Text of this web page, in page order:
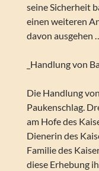
seine Sicherheit
einen weiteren
davon ausgehen
_Handlung von
Die Handlung
Paukenschlag.
am Hofe des
Dienerin des
Familie des
diese Erhebung